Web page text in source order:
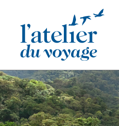
Panneau de gestion des